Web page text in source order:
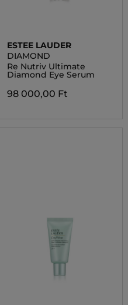
ESTEE LAUDER
DIAMOND
Re Nutriv Ultimate
Diamond Eye Serum
98 000,00 Ft